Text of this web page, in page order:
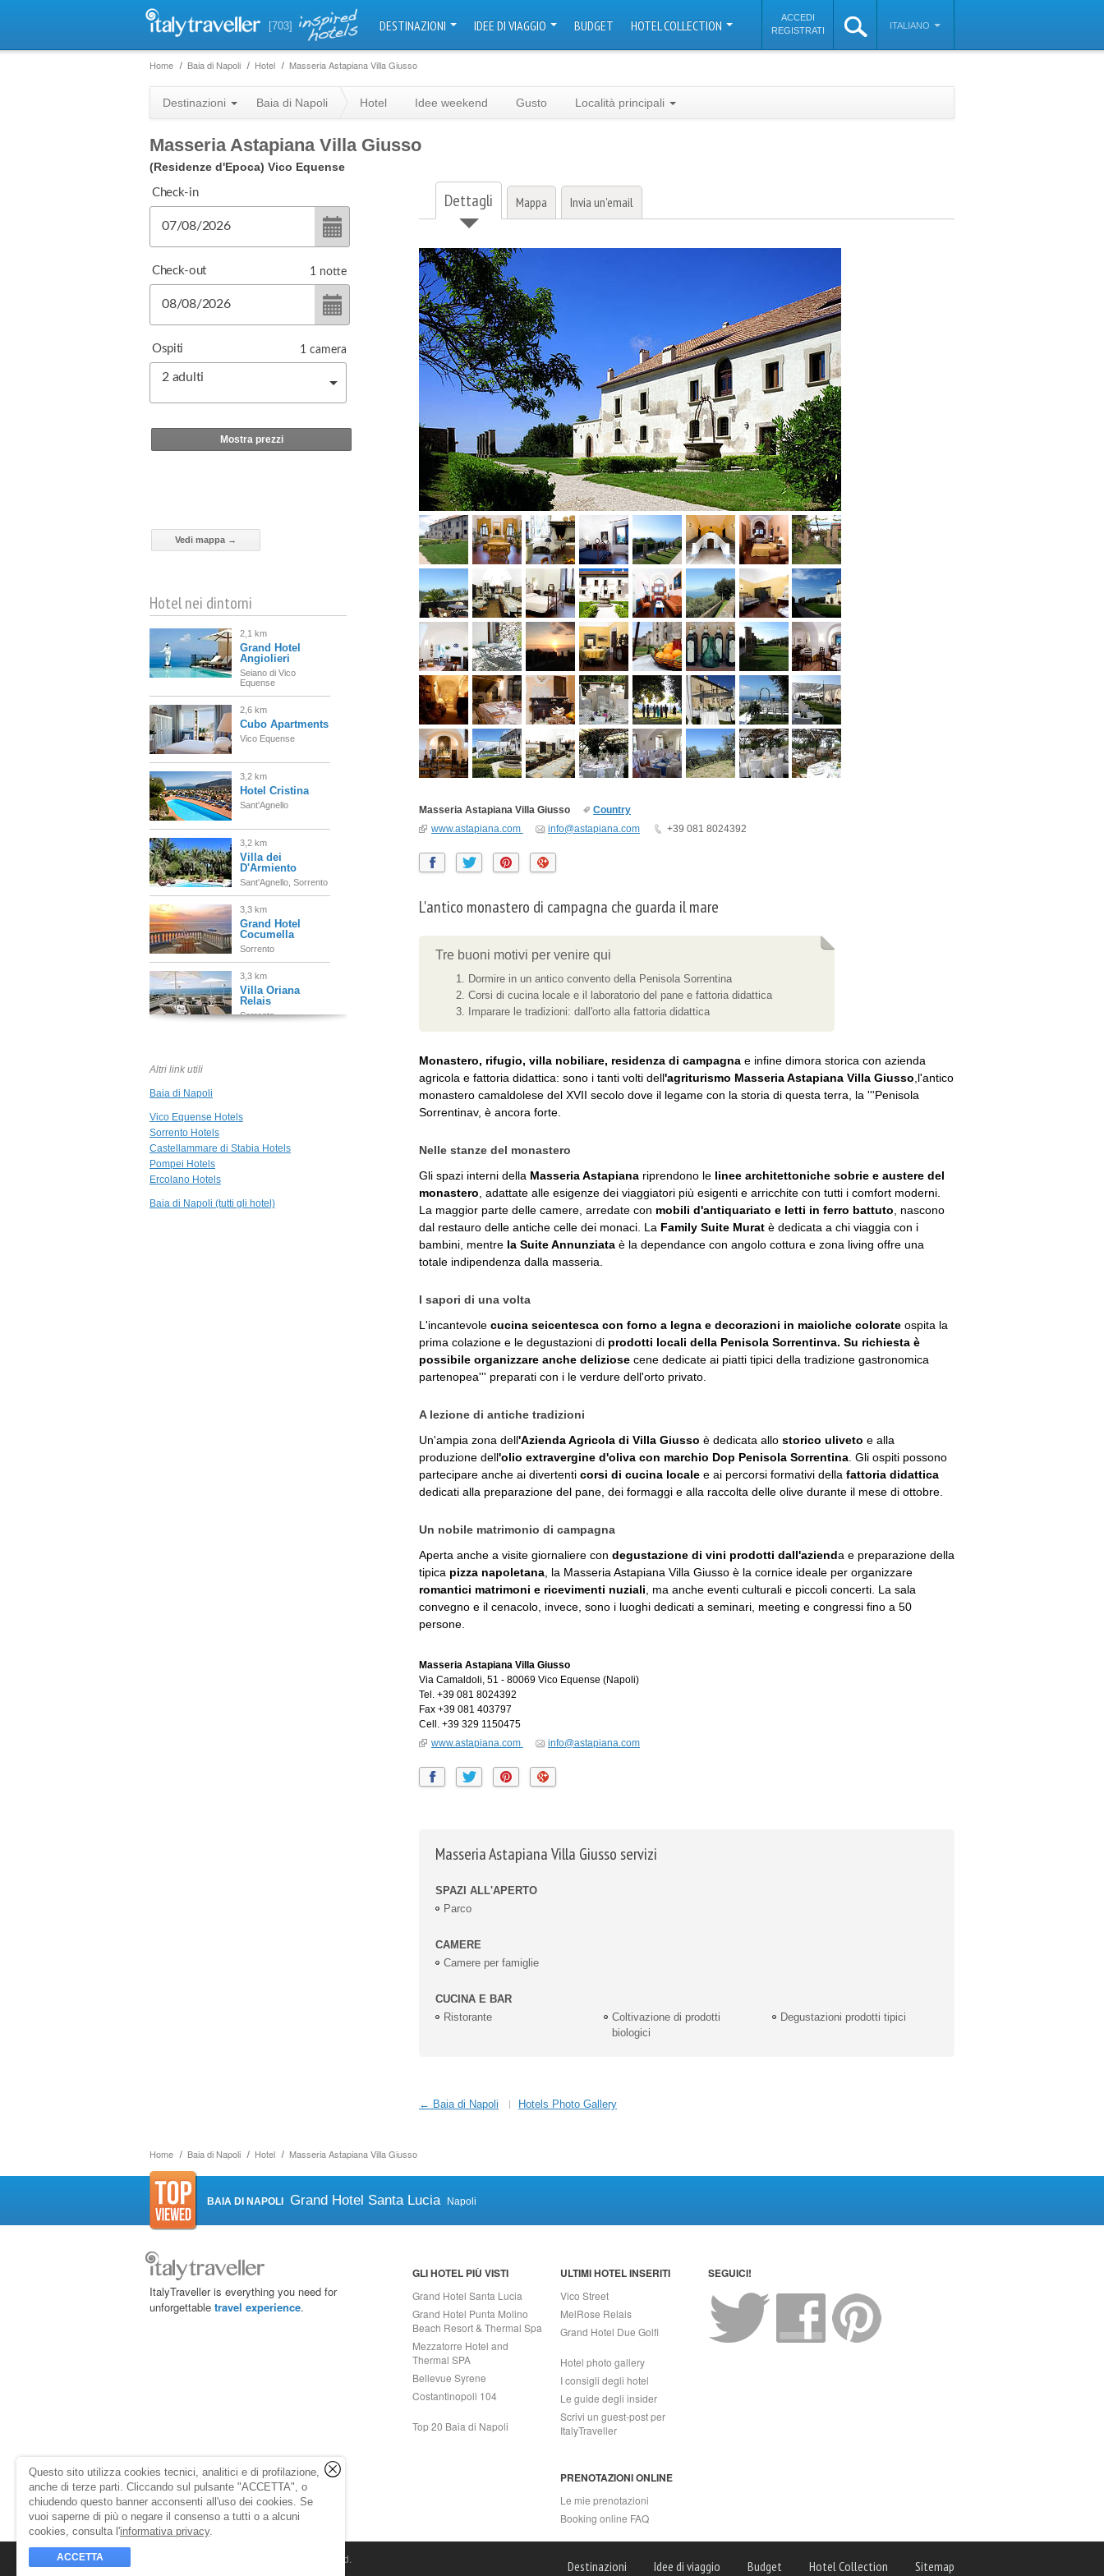
[703] DESTINAZIONI IDEE DI VIAGGIO BUDGET HOTEL COLLECTION
ACCEDI
REGISTRATI
ITALIANO
Home Baia di Napoli Hotel Masseria Astapiana Villa Giusso
Home Baia di Napoli Hotel Masseria Astapiana Villa Giusso
Destinazioni Baia di Napoli Hotel Idee weekend Gusto Località principali
Masseria Astapiana Villa Giusso
(Residenze d'Epoca) Vico Equense
Dettagli Mappa Invia un'email
Masseria Astapiana Villa Giusso
Country
www.astapiana.com
info@astapiana.com +39 081 8024392
L'antico monastero di campagna che guarda il mare
Tre buoni motivi per venire qui
Dormire in un antico convento della Penisola Sorrentina
Corsi di cucina locale e il laboratorio del pane e fattoria didattica
Imparare le tradizioni: dall'orto alla fattoria didattica
Monastero, rifugio, villa nobiliare, residenza di campagna e infine dimora storica con azienda
agricola e fattoria didattica: sono i tanti volti dell'agriturismo Masseria Astapiana Villa Giusso ,l'antico
monastero camaldolese del XVII secolo dove il legame con la storia di questa terra, la '''Penisola
Sorrentinav, è ancora forte.
Nelle stanze del monastero
Gli spazi interni della Masseria Astapiana riprendono le linee architettoniche sobrie e austere del
monastero , adattate alle esigenze dei viaggiatori più esigenti e arricchite con tutti i comfort moderni.
La maggior parte delle camere, arredate con mobili d'antiquariato e letti in ferro battuto , nascono
dal restauro delle antiche celle dei monaci. La Family Suite Murat è dedicata a chi viaggia con i
bambini, mentre la Suite Annunziata è la dependance con angolo cottura e zona living offre una
totale indipendenza dalla masseria.
I sapori di una volta
L'incantevole cucina seicentesca con forno a legna e decorazioni in maioliche colorate ospita la
prima colazione e le degustazioni di prodotti locali della Penisola Sorrentinva. Su richiesta è
possibile organizzare anche deliziose cene dedicate ai piatti tipici della tradizione gastronomica
partenopea''' preparati con i le verdure dell'orto privato.
A lezione di antiche tradizioni
Un'ampia zona dell'Azienda Agricola di Villa Giusso è dedicata allo storico uliveto e alla
produzione dell'olio extravergine d'oliva con marchio Dop Penisola Sorrentina . Gli ospiti possono
partecipare anche ai divertenti corsi di cucina locale e ai percorsi formativi della fattoria didattica
dedicati alla preparazione del pane, dei formaggi e alla raccolta delle olive durante il mese di ottobre.
Un nobile matrimonio di campagna
Aperta anche a visite giornaliere con degustazione di vini prodotti dall'azienda e preparazione della
tipica pizza napoletana , la Masseria Astapiana Villa Giusso è la cornice ideale per organizzare
romantici matrimoni e ricevimenti nuziali , ma anche eventi culturali e piccoli concerti. La sala
convegno e il cenacolo, invece, sono i luoghi dedicati a seminari, meeting e congressi fino a 50
persone.
Masseria Astapiana Villa Giusso
Via Camaldoli, 51 - 80069 Vico Equense (Napoli)
Tel. +39 081 8024392
Fax +39 081 403797
Cell. +39 329 1150475
www.astapiana.com
info@astapiana.com
Masseria Astapiana Villa Giusso servizi
SPAZI ALL'APERTO
Parco
CAMERE
Camere per famiglie
CUCINA E BAR
Ristorante
Coltivazione di prodotti
biologici
Degustazioni prodotti tipici
← Baia di Napoli Hotels Photo Gallery
Check-in
Check-out 1 notte
Ospiti
2 adulti
1 camera
Mostra prezzi
Vedi mappa →
Hotel nei dintorni
2,1 km
Grand Hotel
Angiolieri
Seiano di Vico
Equense
2,6 km
Cubo Apartments
Vico Equense
3,2 km
Hotel Cristina
Sant'Agnello
3,2 km
Villa dei
D'Armiento
Sant'Agnello, Sorrento
3,3 km
Grand Hotel
Cocumella
Sorrento
3,3 km
Villa Oriana
Relais
Sorrento
Relais Correale
La Ville
Altri link utili
Baia di Napoli
Vico Equense Hotels
Sorrento Hotels
Castellammare di Stabia Hotels
Pompei Hotels
Ercolano Hotels
Baia di Napoli (tutti gli hotel)
BAIA DI NAPOLI Grand Hotel Santa Lucia Napoli
ItalyTraveller is everything you need for
unforgettable travel experience.
GLI HOTEL PIÙ VISTI
Grand Hotel Santa Lucia
Grand Hotel Punta Molino
Beach Resort & Thermal Spa
Mezzatorre Hotel and
Thermal SPA
Bellevue Syrene
Costantinopoli 104
Top 20 Baia di Napoli
ULTIMI HOTEL INSERITI
Vico Street
MelRose Relais
Grand Hotel Due Golfi
Hotel photo gallery
I consigli degli hotel
Le guide degli insider
Scrivi un guest-post per
ItalyTraveller
PRENOTAZIONI ONLINE
Le mie prenotazioni
Booking online FAQ
SEGUICI!
Destinazioni Idee di viaggio Budget Hotel Collection Sitemap
. All rights reserved.
Capri On Line Srl, Via Le Botteghe 10a - 80073 CAPRI (NA) Italy
Questo sito utilizza cookies tecnici, analitici e di profilazione,
anche di terze parti. Cliccando sul pulsante "ACCETTA", o
chiudendo questo banner acconsenti all'uso dei cookies. Se
vuoi saperne di più o negare il consenso a tutti o a alcuni
cookies, consulta l'informativa privacy.
ACCETTA